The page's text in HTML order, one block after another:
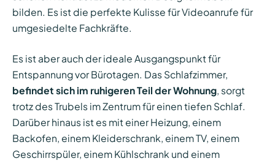
bilden. Es ist die perfekte Kulisse für Videoanrufe für
umgesiedelte Fachkräfte.
Es ist aber auch der ideale Ausgangspunkt für
Entspannung vor Bürotagen. Das Schlafzimmer,
befindet sich im ruhigeren Teil der Wohnung, sorgt
trotz des Trubels im Zentrum für einen tiefen Schlaf.
Darüber hinaus ist es mit einer Heizung, einem
Backofen, einem Kleiderschrank, einem TV, einem
Geschirrspüler, einem Kühlschrank und einem